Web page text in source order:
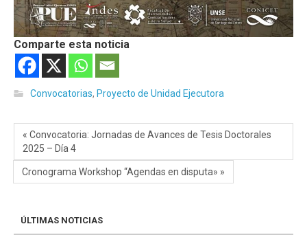
Comparte esta noticia
Convocatorias, Proyecto de Unidad Ejecutora
« Convocatoria: Jornadas de Avances de Tesis Doctorales
2025 – Día 4
Cronograma Workshop “Agendas en disputa» »
ÚLTIMAS NOTICIAS